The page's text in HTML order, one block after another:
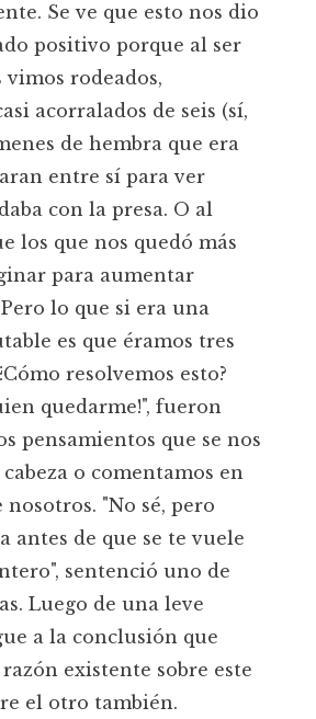
Se ve que esto nos dio
positivo porque al ser
vimos rodeados,
acorralados de seis (sí,
de hembra que era
entre sí para ver
con la presa. O al
los que nos quedó más
para aumentar
lo que si era una
es que éramos tres
resolvemos esto?
quedarme!", fueron
pensamientos que se nos
o comentamos en
"No sé, pero
antes de que se te vuele
sentenció uno de
Luego de una leve
a la conclusión que
existente sobre este
el otro también.